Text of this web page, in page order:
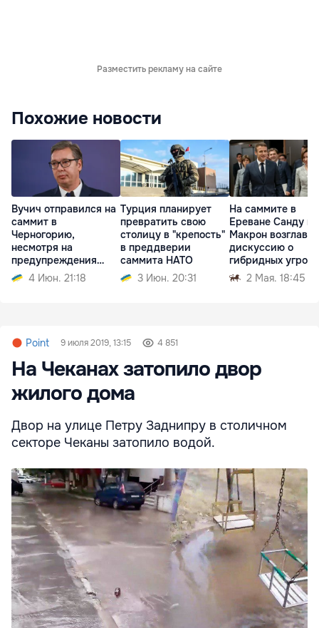
Разместить рекламу на сайте
Похожие новости
Вучич отправился на
саммит в
Черногорию,
несмотря на
предупреждения
разведки
4 Июн. 21:18
Турция планирует
превратить свою
столицу в "крепость"
в преддверии
саммита НАТО
3 Июн. 20:31
На саммите в
Ереване Санду и
Макрон возглавят
дискуссию о
гибридных
2 Мая. 18:45
Point 9 июля 2019, 13:15 4 851
На Чеканах затопило двор
жилого дома
Двор на улице Петру Заднипру в столичном
секторе Чеканы затопило водой.